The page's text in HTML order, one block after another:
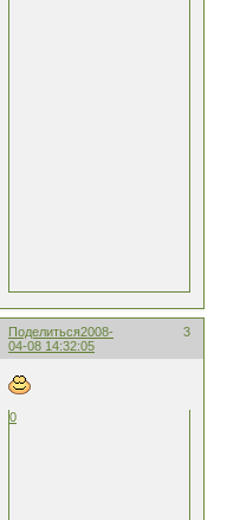
Поделиться 3
2008-
04-08 14:32:05
0